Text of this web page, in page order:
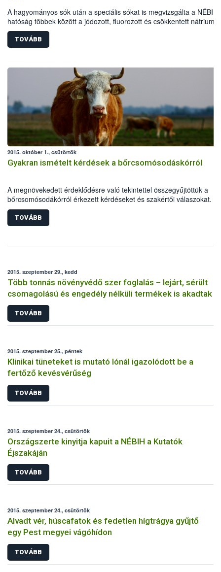
A hagyományos sók után a speciális sókat is megvizsgálta a
hatóság többek között a jódozott, fluorozott és csökkentett nátrium-
tartalmú termékeket vizsgálta elsősorban laboratóriumi és
paraméterek, jelölési előírások alapján. A vizsgálat eredményeként
termékből 40-nél indult hatósági eljárás: 32 esetben
mintegy fél millió forint bírságot szabtak ki a szakemberek. Több
kereskedelmi forgalomból is ki kellett vonni.
TOVÁBB
2015. október 1., csütörtök
Gyakran ismételt kérdések a bőrcsomósodáskórról
A megnövekedett érdeklődésre való tekintettel összegyűjtöttük a
bőrcsomósodákórról érkezett kérdéseket és szakértői válaszokat.
TOVÁBB
2015. szeptember 29., kedd
Több tonnás növényvédő szer foglalás – lejárt, sérült
csomagolású és engedély nélküli termékek is akadtak
TOVÁBB
2015. szeptember 25., péntek
Klinikai tüneteket is mutató lónál igazolódott be a
fertőző kevésvérűség
TOVÁBB
2015. szeptember 24., csütörtök
Országszerte kinyitja kapuit a NÉBIH a Kutatók
Éjszakáján
TOVÁBB
2015. szeptember 24., csütörtök
Alvadt vér, húscafatok és fedetlen hígtrágya gyűjtő
egy Pest megyei vágóhídon
TOVÁBB